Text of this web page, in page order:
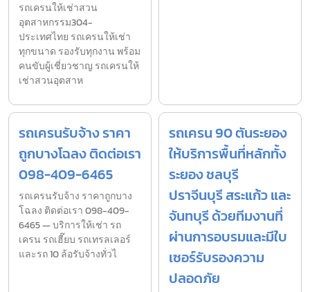
รถเครนให้เช่าสวน
อุตสาหกรรม304-
ประเทศไทย รถเครนให้เช่า
ทุกขนาด รองรับทุกงาน พร้อม
คนขับผู้เชี่ยวชาญ รถเครนให้
เช่าสวนอุตสาห
รถเครนรับจ้าง ราคา
ถูกบางโฉลง ติดต่อเรา
098-409-6465
รถเครนรับจ้าง ราคาถูกบาง
โฉลง ติดต่อเรา 098-409-
6465 — บริการให้เช่า รถ
เครน รถเฮี๊ยบ รถเทรลเลอร์
และรถ 10 ล้อรับจ้างทั่วไ
รถเครน 90 ตันระยอง
ให้บริการพื้นที่หลักทั้ง
ระยอง ชลบุรี
ปราจีนบุรี สระแก้ว และ
จันทบุรี ด้วยทีมงานที่
ผ่านการอบรมและมีใบ
เซอร์รับรองความ
ปลอดภัย